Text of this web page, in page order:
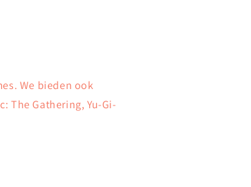
We bieden ook
The Gathering, Yu-Gi-